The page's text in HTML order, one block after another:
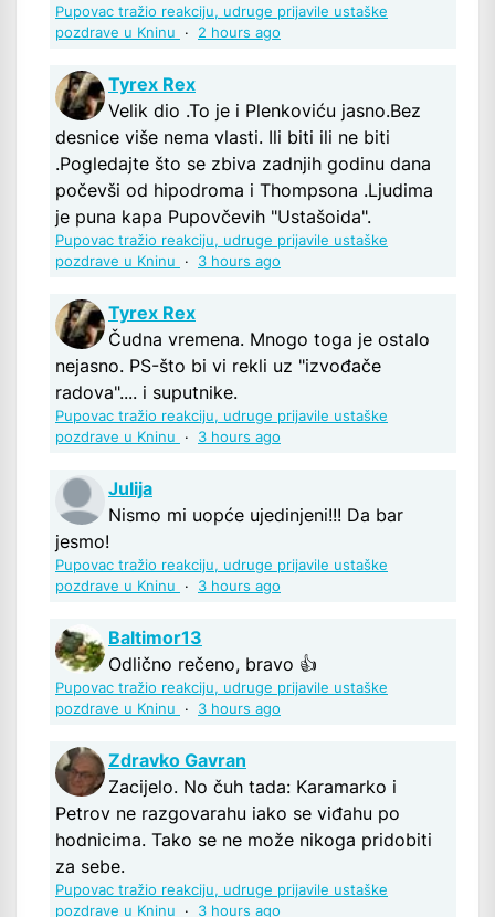
Pupovac tražio reakciju, udruge prijavile ustaške
pozdrave u Kninu
· 2 hours ago
Tyrex Rex
Velik dio .To je i Plenkoviću jasno.Bez
desnice više nema vlasti. Ili biti ili ne biti
.Pogledajte što se zbiva zadnjih godinu dana
počevši od hipodroma i Thompsona .Ljudima
je puna kapa Pupovčevih "Ustašoida".
Pupovac tražio reakciju, udruge prijavile ustaške
pozdrave u Kninu
· 3 hours ago
Tyrex Rex
Čudna vremena. Mnogo toga je ostalo
nejasno. PS-što bi vi rekli uz "izvođače
radova".... i suputnike.
Pupovac tražio reakciju, udruge prijavile ustaške
pozdrave u Kninu
· 3 hours ago
Julija
Nismo mi uopće ujedinjeni!!! Da bar
jesmo!
Pupovac tražio reakciju, udruge prijavile ustaške
pozdrave u Kninu
· 3 hours ago
Baltimor13
Odlično rečeno, bravo 👍
Pupovac tražio reakciju, udruge prijavile ustaške
pozdrave u Kninu
· 3 hours ago
Zdravko Gavran
Zacijelo. No čuh tada: Karamarko i
Petrov ne razgovarahu iako se viđahu po
hodnicima. Tako se ne može nikoga pridobiti
za sebe.
Pupovac tražio reakciju, udruge prijavile ustaške
pozdrave u Kninu
· 3 hours ago